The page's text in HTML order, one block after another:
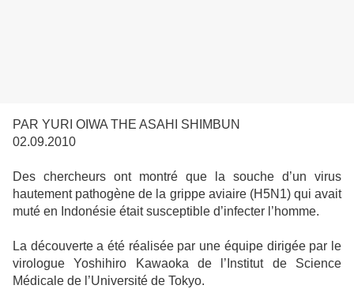
PAR YURI OIWA THE ASAHI SHIMBUN
02.09.2010
Des chercheurs ont montré que la souche d’un virus
hautement pathogène de la grippe aviaire (H5N1) qui avait
muté en Indonésie était susceptible d’infecter l’homme.
La découverte a été réalisée par une équipe dirigée par le
virologue Yoshihiro Kawaoka de l’Institut de Science
Médicale de l’Université de Tokyo.